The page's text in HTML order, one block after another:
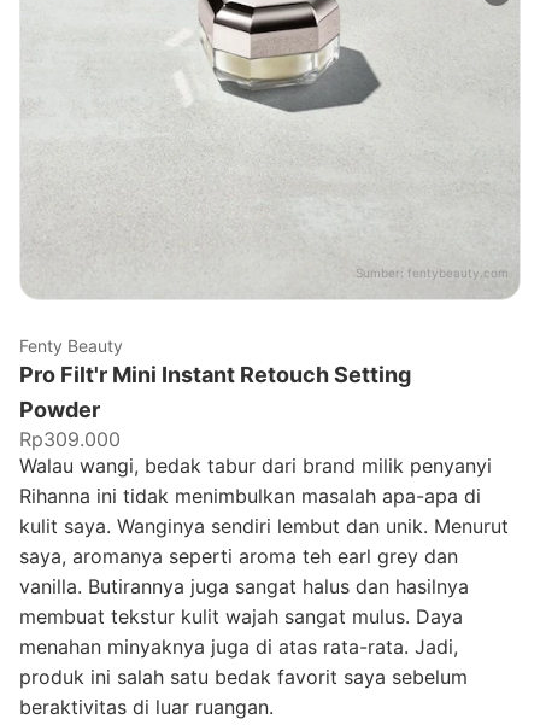
Sumber: fentybeauty.com
Fenty Beauty
Pro Filt'r Mini Instant Retouch Setting
Powder
Rp309.000
Walau wangi, bedak tabur dari brand milik penyanyi
Rihanna ini tidak menimbulkan masalah apa-apa di
kulit saya. Wanginya sendiri lembut dan unik. Menurut
saya, aromanya seperti aroma teh earl grey dan
vanilla. Butirannya juga sangat halus dan hasilnya
membuat tekstur kulit wajah sangat mulus. Daya
menahan minyaknya juga di atas rata-rata. Jadi,
produk ini salah satu bedak favorit saya sebelum
beraktivitas di luar ruangan.